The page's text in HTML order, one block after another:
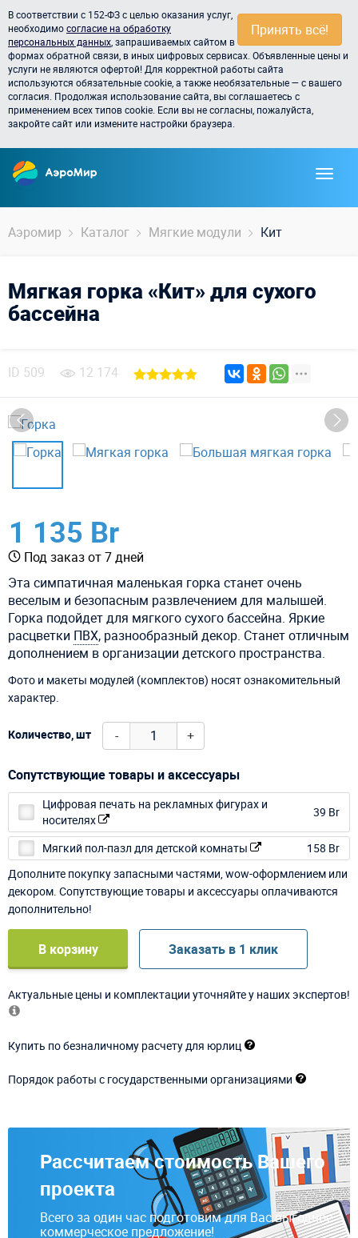
Принять всё!
В соответствии с 152-ФЗ с целью оказания услуг,
необходимосогласие на обработку
персональных данных , запрашиваемых сайтом в
формах обратной связи, в иных цифровых сервисах. Объявленные цены и
услуги не являются офертой! Для корректной работы сайта
используются обязательные cookie, а также необязательные — с вашего
согласия. Продолжая использование сайта, вы соглашаетесь с
применением всех типов cookie. Если вы не согласны, пожалуйста,
закройте сайт или измените настройки браузера.
Аэромир Каталог Мягкие модули Кит
Мягкая горка «Кит» для сухого
бассейна
ID 509 12 174
1 135 Br
Под заказ от 7 дней
Эта симпатичная маленькая горка станет очень
веселым и безопасным развлечением для малышей.
Горка подойдет для мягкого сухого бассейна. Яркие
расцветки ПВХ, разнообразный декор. Станет отличным
дополнением в организации детского пространства.
Фото и макеты модулей (комплектов) носят ознакомительный
характер.
Количество, шт - +
Сопутствующие товары и аксессуары
Цифровая печать на рекламных фигурах и
носителях
39 Br
Мягкий пол-пазл для детской комнаты
158 Br
Дополните покупку запасными частями, wow-оформлением или
декором. Сопутствующие товары и аксессуары оплачиваются
дополнительно!
В корзину Заказать в 1 клик
Актуальные цены и комплектации уточняйте у наших экспертов!
Купить по безналичному расчету для юрлиц
Порядок работы с государственными организациями
Рассчитаем стоимость Вашего
проекта
Всего за один час подготовим для Вас выгодное
коммерческое предложение!